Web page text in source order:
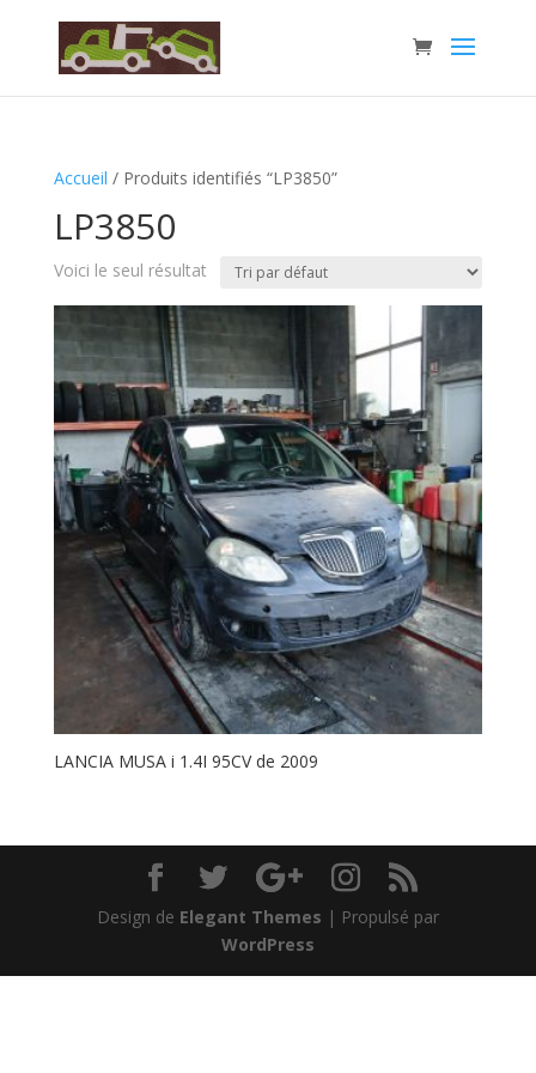
Accueil / Produits identifiés “LP3850”
LP3850
Voici le seul résultat
LANCIA MUSA i 1.4I 95CV de 2009
Design de Elegant Themes | Propulsé par
WordPress